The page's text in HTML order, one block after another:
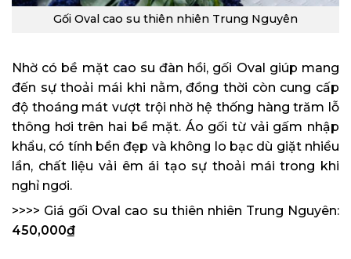
Gối Oval cao su thiên nhiên Trung Nguyên
Nhờ có bề mặt cao su đàn hồi, gối Oval giúp mang
đến sự thoải mái khi nằm, đồng thời còn cung cấp
độ thoáng mát vượt trội nhờ hệ thống hàng trăm lỗ
thông hơi trên hai bề mặt. Áo gối từ vải gấm nhập
khẩu, có tính bền đẹp và không lo bạc dù giặt nhiều
lần, chất liệu vải êm ái tạo sự thoải mái trong khi
nghỉ ngơi.
>>>> Giá gối Oval cao su thiên nhiên Trung Nguyên:
450,000₫